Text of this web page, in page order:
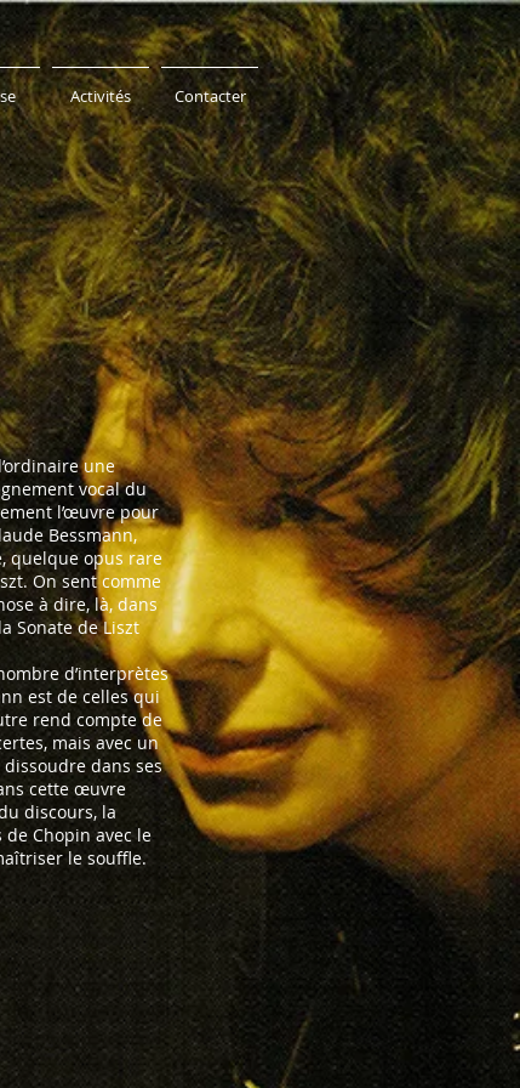
Activités Contacter
une
vocal du
l’œuvre pour
Bessmann,
quelque opus rare
On sent comme
à dire, là, dans
Sonate de Liszt
d’interprètes
est de celles qui
rend compte de
mais avec un
dans ses
cette œuvre
discours, la
de Chopin avec le
le souffle.